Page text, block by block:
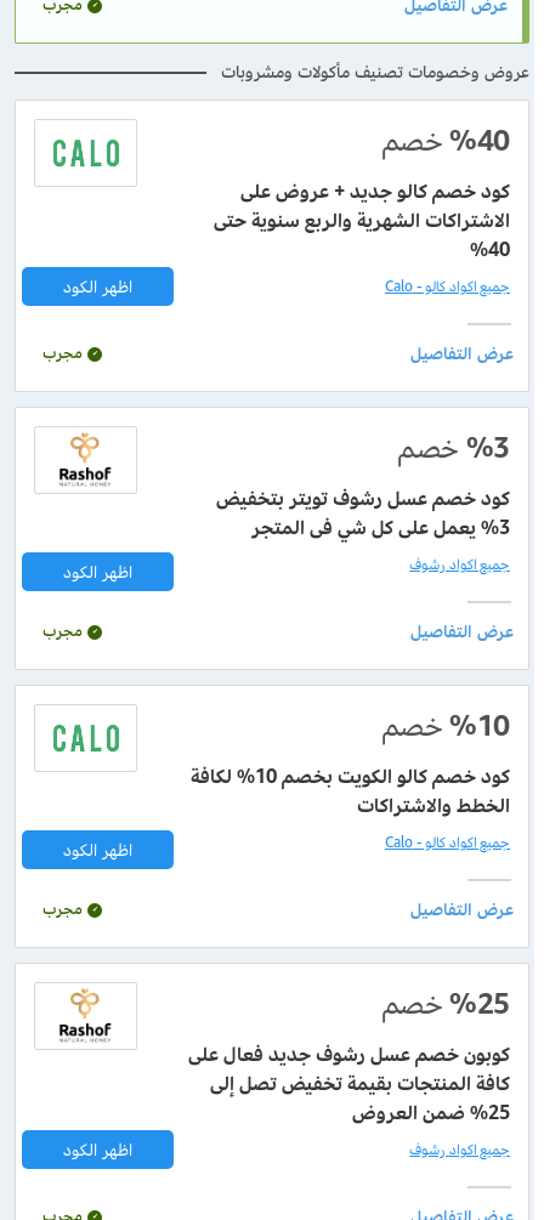
مجرب
عروض وخصومات تصنيف مأكولات ومشروبات
%40خصم
كود خصم كالو جديد + عروض على
الاشتراكات الشهرية والربع سنوية حتى
40%
اظهر الكود جميع اكواد كالو - Calo
مجرب
%3خصم
كود خصم عسل رشوف تويتر بتخفيض
3% يعمل على كل شي فى المتجر
اظهر الكود جميع اكواد رشوف
مجرب
%10خصم
كود خصم كالو الكويت بخصم 10% لكافة
الخطط والاشتراكات
اظهر الكود جميع اكواد كالو - Calo
مجرب
%25خصم
كوبون خصم عسل رشوف جديد فعال على
كافة المنتجات بقيمة تخفيض تصل إلى
25% ضمن العروض
اظهر الكود جميع اكواد رشوف